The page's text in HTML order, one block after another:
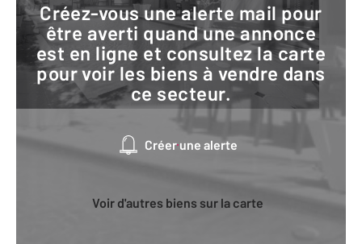
Créez-vous une alerte mail pour
être averti quand une annonce
est en ligne et consultez la carte
pour voir les biens à vendre dans
ce secteur.
Créer une alerte
Voir d'autres biens sur la carte